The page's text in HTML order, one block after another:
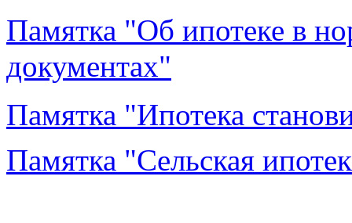
Памятка "Об ипотеке в
документах"
Памятка "Ипотека
Памятка "Сельская